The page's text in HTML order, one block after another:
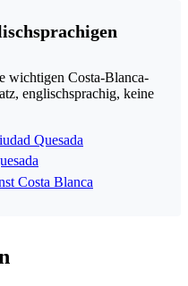
wichtigen Costa-Blanca-
englischsprachig, keine
Quesada
Costa Blanca